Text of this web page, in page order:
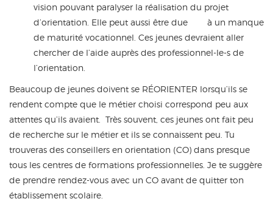
vision pouvant paralyser la réalisation du projet
d’orientation. Elle peut aussi être due à un manque
de maturité vocationnel. Ces jeunes devraient aller
chercher de l’aide auprès des professionnel-le-s de
l’orientation.
Beaucoup de jeunes doivent se RÉORIENTER lorsqu’ils se
rendent compte que le métier choisi correspond peu aux
attentes qu’ils avaient. Très souvent, ces jeunes ont fait peu
de recherche sur le métier et ils se connaissent peu. Tu
trouveras des conseillers en orientation (CO) dans presque
tous les centres de formations professionnelles. Je te suggère
de prendre rendez-vous avec un CO avant de quitter ton
établissement scolaire.